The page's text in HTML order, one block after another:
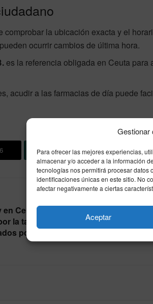
Gestionar
Para ofrecer las mejores experiencias,
almacenar y/o acceder a la información
tecnologías nos permitirá procesar datos
identificaciones únicas en este sitio. No
afectar negativamente a ciertas
Aceptar
comprobar la ubicación exacta y el
ocurrir cambios de última hora.
es la referencia obligada en Ceuta para
acudir a las farmacias de día puede
6 Enviar
Ceuta:
la tarde
por la
Siguiente noticia
Horarios Ferrys